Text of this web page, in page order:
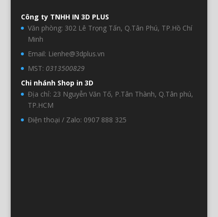
Công ty TNHH IN 3D PLUS
Văn phòng: 302 Lê Trọng Tấn, Q.Tân Phú, TP.Hồ Chí
Minh
Email: Lienhe@3dplus.vn
MST: 0313500829
Chi nhánh Shop in 3D
Địa chỉ: 23 Nguyễn Văn Tố, P.Tân Thành, Q.Tân phú,
TP.HCM
Điện thoại / Zalo: 0907 888 325